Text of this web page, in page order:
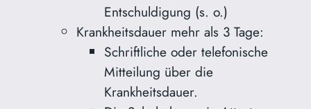
Entschuldigung (s. o.)
Krankheitsdauer mehr als 3 Tage:
Schriftliche oder telefonische
Mitteilung über die
Krankheitsdauer.